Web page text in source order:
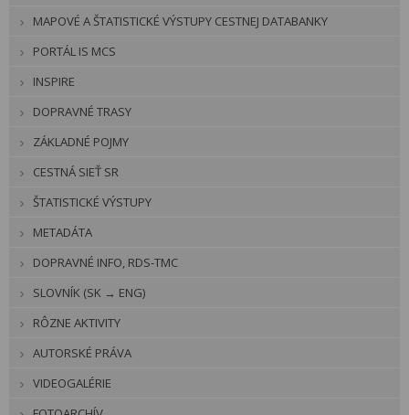
MAPOVÉ A ŠTATISTICKÉ VÝSTUPY CESTNEJ DATABANKY
PORTÁL IS MCS
INSPIRE
DOPRAVNÉ TRASY
ZÁKLADNÉ POJMY
CESTNÁ SIEŤ SR
ŠTATISTICKÉ VÝSTUPY
METADÁTA
DOPRAVNÉ INFO, RDS-TMC
SLOVNÍK (SK → ENG)
RÔZNE AKTIVITY
AUTORSKÉ PRÁVA
VIDEOGALÉRIE